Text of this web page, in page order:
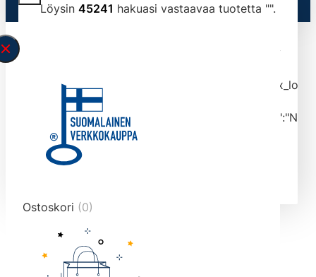
Löysin 45241 hakuasi vastaavaa tuotetta "".
typed the search query correctly.<br>Currently
tmlmvi","meta_query":
data-original-query-vars="[]" data-page="1"
data-max-pages="4525" data-start="1" data-
end="10">
Ostoskori (0)